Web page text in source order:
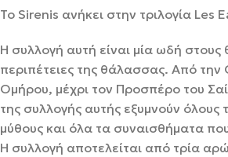
Το Sirenis ανήκει στην τριλογία Les
Η συλλογή αυτή είναι μία ωδή στους
περιπέτειες της θάλασσας. Από την
Ομήρου, μέχρι τον Προσπέρο του
της συλλογής αυτής εξυμνούν όλους
μύθους και όλα τα συναισθήματα
Η συλλογή αποτελείται από τρία